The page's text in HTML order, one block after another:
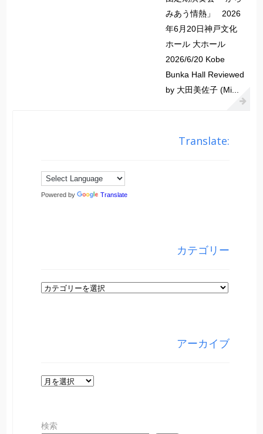
みあう情熱」 2026
年6月20日神戸文化
ホール 大ホール
2026/6/20 Kobe
Bunka Hall Reviewed
by 大田美佐子 (Mi...
Translate:
Powered by Translate
カテゴリー
カ
アーカイブ
ア
イ
検索